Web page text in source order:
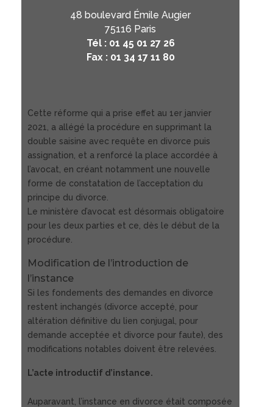
48 boulevard Émile Augier
75116 Paris
Tél : 01 45 01 27 26
Fax : 01 34 17 11 80
Cette réforme qui a prise effet au 1er janvier
2021, a allégé la procédure en supprimant la
double saisine avec requête en divorce puis
assignation, et a renforcé la place accordée à
l’avocat, en créant notamment une nouvelle
forme de constatation de l’acceptation du
principe du divorce.
Le ministère d’avocat est désormais obligatoire
pour les deux parties et ce, dès le début de la
procédure.
Modification de l’introduction de
l’instance
Si les fondements des demandes en divorce
restent inchangés (divorce accepté, pour
altération définitive du lien conjugal, pour
demande acceptée et divorce pour faute), des
modifications notables doivent être relevées.
L’acte introductif d’instance.
Auparavant, l’instance en divorce était composée